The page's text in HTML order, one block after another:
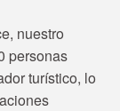
nuestro
personas
turístico, lo